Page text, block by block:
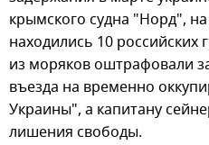
крымского судна "Норд",
находились 10 российских
из моряков оштрафовали
въезда на временно
Украины", а капитану
лишения свободы.